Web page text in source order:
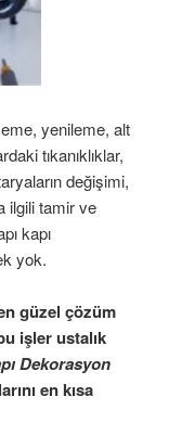
yenileme, alt
tıkanıklıklar,
değişimi,
ilgili tamir ve
kapı
yok.
güzel çözüm
işler ustalık
Dekorasyon
en kısa